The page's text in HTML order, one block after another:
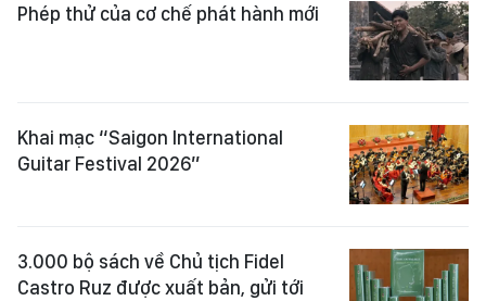
Phép thử của cơ chế phát hành mới
Khai mạc “Saigon International
Guitar Festival 2026”
3.000 bộ sách về Chủ tịch Fidel
Castro Ruz được xuất bản, gửi tới